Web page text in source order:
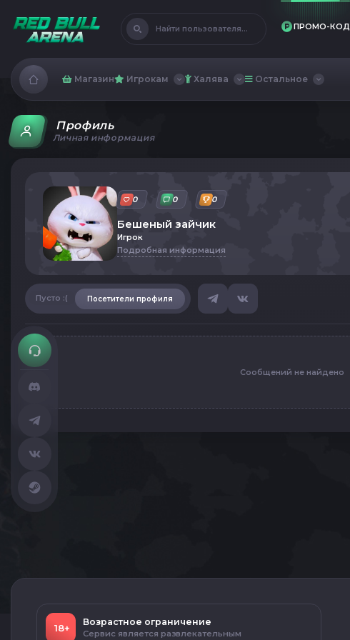
Найти пользователя... ПРОМО-КОД
Магазин Игрокам Халява Остальное
Профиль
Личная информация
0 0 0
Бешеный зайчик
Игрок
Подробная информация
Посетители профиля
Пусто :(
Сообщений не найдено
18+
Возрастное ограничение
Сервис является развлекательным